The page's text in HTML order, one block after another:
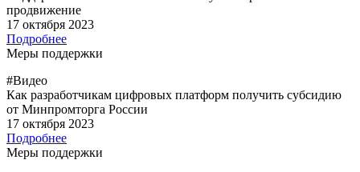
продвижение
17 октября 2023
Подробнее
Меры поддержки
#Видео
Как разработчикам цифровых платформ получить субсидию
от Минпромторга России
17 октября 2023
Подробнее
Меры поддержки